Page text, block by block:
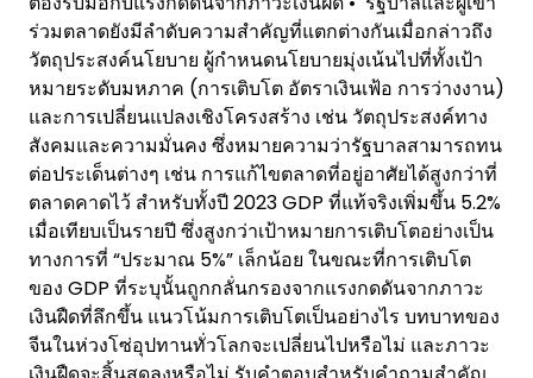
ร่วมตลาดยังมีลำดับความสำคัญที่แตกต่างกันเมื่อกล่าวถึง
วัตถุประสงค์นโยบาย ผู้กำหนดนโยบายมุ่งเน้นไปที่ทั้งเป้า
หมายระดับมหภาค (การเติบโต อัตราเงินเฟ้อ การว่างงาน)
และการเปลี่ยนแปลงเชิงโครงสร้าง เช่น วัตถุประสงค์ทาง
สังคมและความมั่นคง ซึ่งหมายความว่ารัฐบาลสามารถทน
ต่อประเด็นต่างๆ เช่น การแก้ไขตลาดที่อยู่อาศัยได้สูงกว่าที่
ตลาดคาดไว้ สำหรับทั้งปี 2023 GDP ที่แท้จริงเพิ่มขึ้น 5.2%
เมื่อเทียบเป็นรายปี ซึ่งสูงกว่าเป้าหมายการเติบโตอย่างเป็น
ทางการที่ “ประมาณ 5%” เล็กน้อย ในขณะที่การเติบโต
ของ GDP ที่ระบุนั้นถูกกลั่นกรองจากแรงกดดันจากภาวะ
เงินฝืดที่ลึกขึ้น แนวโน้มการเติบโตเป็นอย่างไร บทบาทของ
จีนในห่วงโซ่อุปทานทั่วโลกจะเปลี่ยนไปหรือไม่ และภาวะ